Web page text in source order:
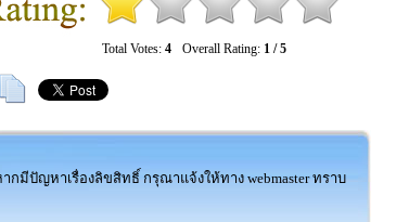
Total Votes: 4 Overall Rating: 1 / 5
มีปัญหาเรื่องลิขสิทธิ์ กรุณาแจ้งให้ทาง webmaster ทราบ